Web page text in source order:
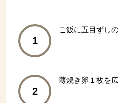
1
ご飯に五目ずし
2
薄焼き卵１枚を